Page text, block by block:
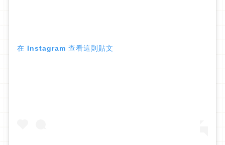
在 Instagram 查看這則貼文